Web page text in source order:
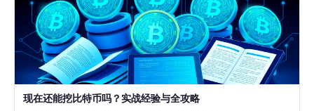
现在还能挖比特币吗？实战经验与全攻略